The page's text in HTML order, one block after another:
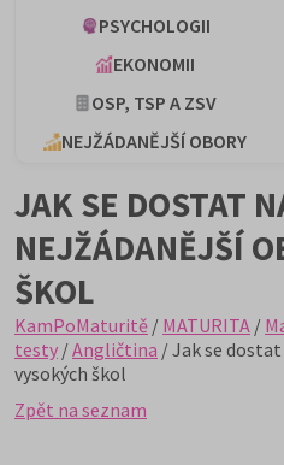
PSYCHOLOGII
EKONOMII
OSP, TSP A ZSV
NEJŽÁDANĚJŠÍ OBORY
JAK SE DOSTAT
NEJŽÁDANĚJŠÍ
ŠKOL
KamPoMaturitě / MATURITA /
testy /Angličtina / Jak se
vysokých škol
Zpět na seznam